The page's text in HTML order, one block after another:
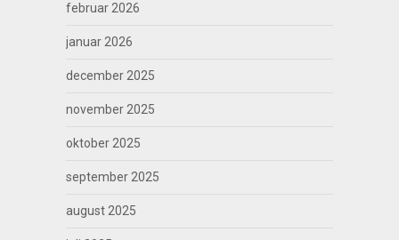
februar 2026
januar 2026
december 2025
november 2025
oktober 2025
september 2025
august 2025